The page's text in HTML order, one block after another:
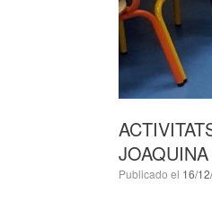
Publicado el 16/